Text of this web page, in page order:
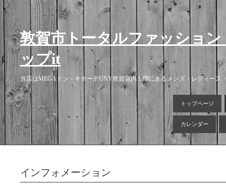
敦賀市トータルファッショ
ップit
当店はMEGAドン・キホーテUNY敦賀店内１階にあるメンズ・レディー
トップページ
カレンダー
インフォメーション